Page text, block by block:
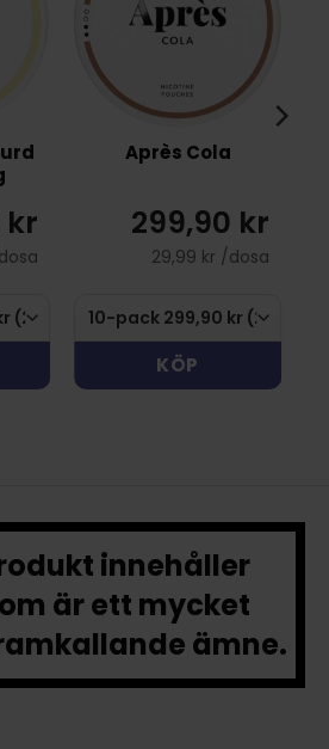
kr
Après Cola
299,90 kr
29,99 kr /dosa
KÖP
innehåller
är ett mycket
ämne.